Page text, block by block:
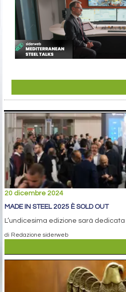
20 dicembre 2024
MADE IN STEEL 2025 È SOLD OUT
L’undicesima edizione sarà dedicata
di Redazione siderweb